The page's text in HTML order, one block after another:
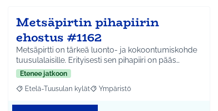
Metsäpirtin pihapiirin
ehostus #1162
Metsäpirtti on tärkeä luonto- ja kokoontumiskohde
tuusulalaisille. Erityisesti sen pihapiiri on pääs…
Etenee jatkoon
Rajaa tulokset aihepiirin mukaan: Etelä-Tuusulan kylät
Etelä-Tuusulan kylät Rajaa tulokset teeman mukaan:
Ympäristö